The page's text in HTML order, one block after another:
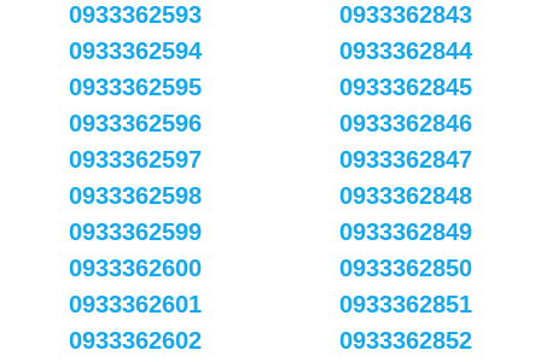
0933362593
0933362594
0933362595
0933362596
0933362597
0933362598
0933362599
0933362600
0933362601
0933362602
0933362843
0933362844
0933362845
0933362846
0933362847
0933362848
0933362849
0933362850
0933362851
0933362852